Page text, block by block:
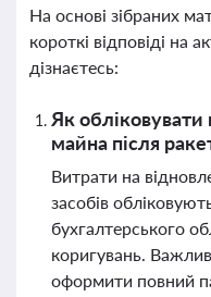
На основі зібраних
короткі відповіді на
дізнаєтесь:
Як обліковувати
майна після
Витрати на
засобів
бухгалтерського
коригувань.
оформити повний